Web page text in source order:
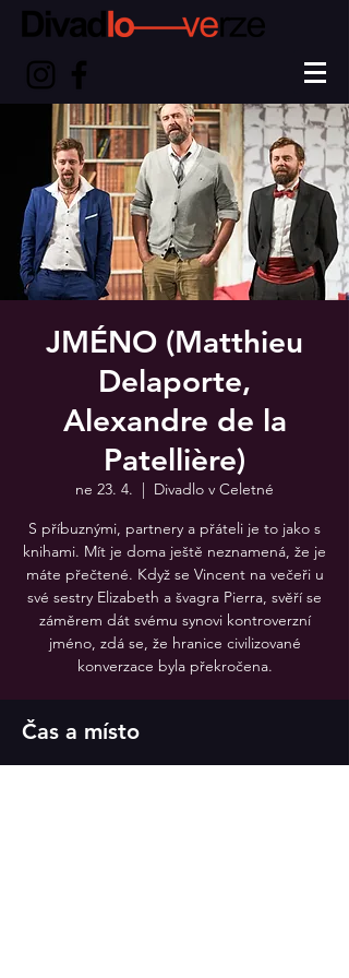
JMÉNO (Matthieu
Delaporte,
Alexandre de la
Patellière)
ne 23. 4.
  |
Divadlo v Celetné
S příbuznými, partnery a přáteli je to jako s
knihami. Mít je doma ještě neznamená, že je
máte přečtené. Když se Vincent na večeři u
své sestry Elizabeth a švagra Pierra, svěří se
záměrem dát svému synovi kontroverzní
jméno, zdá se, že hranice civilizované
konverzace byla překročena.
Čas a místo